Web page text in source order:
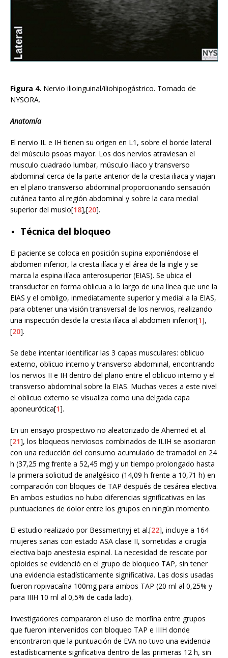
Figura 4. Nervio ilioinguinal/iliohipogástrico. Tomado de
NYSORA.
Anatomía
El nervio IL e IH tienen su origen en L1, sobre el borde lateral
del músculo psoas mayor. Los dos nervios atraviesan el
musculo cuadrado lumbar, músculo iliaco y transverso
abdominal cerca de la parte anterior de la cresta iliaca y viajan
en el plano transverso abdominal proporcionando sensación
cutánea tanto al región abdominal y sobre la cara medial
superior del muslo[18],[20].
Técnica del bloqueo
El paciente se coloca en posición supina exponiéndose el
abdomen inferior, la cresta ilíaca y el área de la ingle y se
marca la espina ilíaca anterosuperior (EIAS). Se ubica el
transductor en forma oblicua a lo largo de una línea que une la
EIAS y el ombligo, inmediatamente superior y medial a la EIAS,
para obtener una visión transversal de los nervios, realizando
una inspección desde la cresta ilíaca al abdomen inferior[1],
[20].
Se debe intentar identificar las 3 capas musculares: oblicuo
externo, oblicuo interno y transverso abdominal, encontrando
los nervios II e IH dentro del plano entre el oblicuo interno y el
transverso abdominal sobre la EIAS. Muchas veces a este nivel
el oblicuo externo se visualiza como una delgada capa
aponeurótica[1].
En un ensayo prospectivo no aleatorizado de Ahemed et al.
[21], los bloqueos nerviosos combinados de ILIH se asociaron
con una reducción del consumo acumulado de tramadol en 24
h (37,25 mg frente a 52,45 mg) y un tiempo prolongado hasta
la primera solicitud de analgésico (14,09 h frente a 10,71 h) en
comparación con bloques de TAP después de cesárea electiva.
En ambos estudios no hubo diferencias significativas en las
puntuaciones de dolor entre los grupos en ningún momento.
El estudio realizado por Bessmertnyj et al.[22], incluye a 164
mujeres sanas con estado ASA clase II, sometidas a cirugía
electiva bajo anestesia espinal. La necesidad de rescate por
opioides se evidenció en el grupo de bloqueo TAP, sin tener
una evidencia estadísticamente significativa. Las dosis usadas
fueron ropivacaína 100mg para ambos TAP (20 ml al 0,25% y
para IIIH 10 ml al 0,5% de cada lado).
Investigadores compararon el uso de morfina entre grupos
que fueron intervenidos con bloqueo TAP e IIIH donde
encontraron que la puntuación de EVA no tuvo una evidencia
estadísticamente signficativa dentro de las primeras 12 h, sin